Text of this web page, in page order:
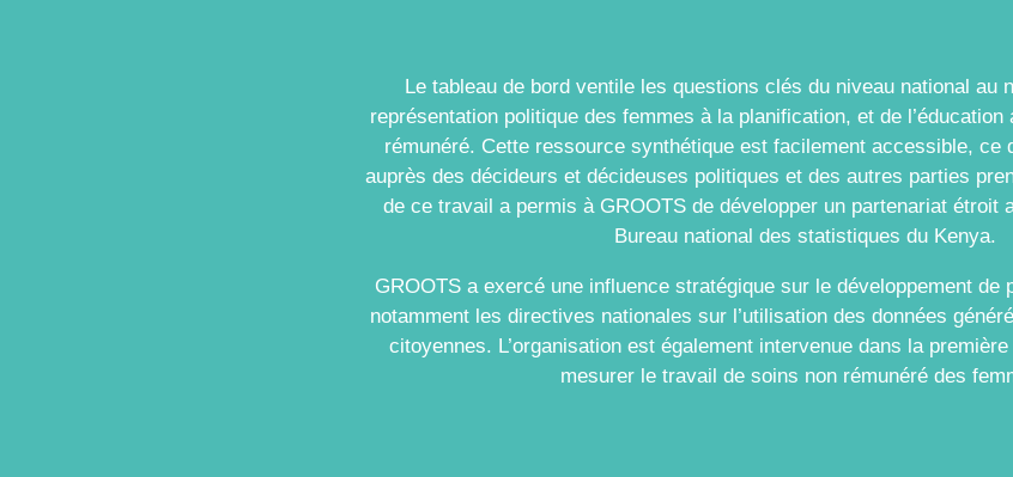
Le tableau de bord ventile les questions clés du niveau national au
représentation politique des femmes à la planification, et de
rémunéré. Cette ressource synthétique est facilement accessible, ce
auprès des décideurs et décideuses politiques et des autres parties
de ce travail a permis à GROOTS de développer un partenariat étroit
Bureau national des statistiques du Kenya.
GROOTS a exercé une influence stratégique sur le développement de
notamment les directives nationales sur l’utilisation des données
citoyennes. L’organisation est également intervenue dans la
mesurer le travail de soins non rémunéré des